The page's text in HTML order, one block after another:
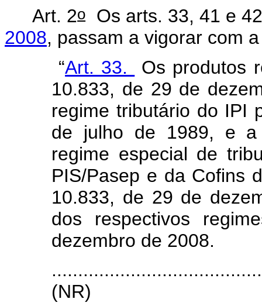
Art. 2oOs arts. 33, 41 e
2008, passam a vigorar com
“Art. 33.
Os produtos
10.833, de 29 de
regime tributário do IPI
de julho de 1989, e a
regime especial de
PIS/Pasep e da Cofins
10.833, de 29 de
dos respectivos
dezembro de 2008.
(NR)